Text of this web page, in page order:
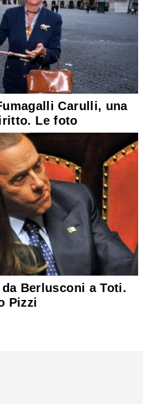
Carulli, una
Le foto
Berlusconi a Toti.
Pizzi